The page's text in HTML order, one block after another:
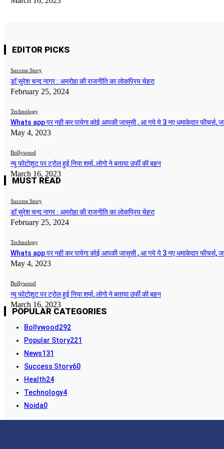
EDITOR PICKS
Success Story
डॉ सुरेश चन्द नागर : अमरोहा की राजनीति का लोकप्रिय चेहरा
February 25, 2024
Technology
Whats app पर नही कर पायेगा कोई आपकी जासूसी , आ गये ये 3 नए धमाकेदार फीचर्स,
May 4, 2023
Bollywood
न्यू फोटोशूट पर ट्रोल हुई निया शर्मा, लोगो ने बताया उर्फी की बहन
March 16, 2023
MUST READ
Success Story
डॉ सुरेश चन्द नागर : अमरोहा की राजनीति का लोकप्रिय चेहरा
February 25, 2024
Technology
Whats app पर नही कर पायेगा कोई आपकी जासूसी , आ गये ये 3 नए धमाकेदार फीचर्स,
May 4, 2023
Bollywood
न्यू फोटोशूट पर ट्रोल हुई निया शर्मा, लोगो ने बताया उर्फी की बहन
March 16, 2023
POPULAR CATEGORIES
Bollywood 292
Popular Story221
News131
Success Story60
Health24
Technology4
Noida0